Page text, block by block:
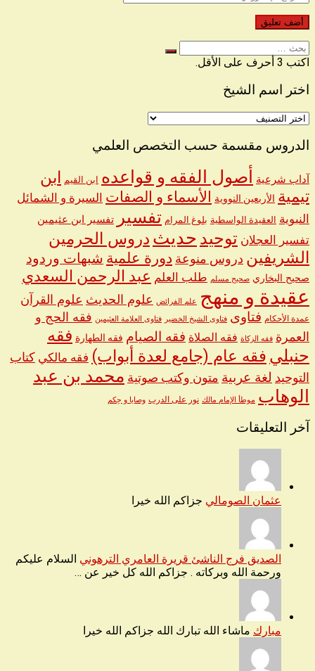
البحث
عن
اكتب 3 أحرف على الأقل.
اختر اسم الشيخ
اختر
الشيخ
الدروس مقسمة حسب التخصص العلمي
آداب شرعية أصول الفقه و قواعده ابن القيم
ابن
تيمية الأربعين النووية الأسماء و الصفات السيرة و الشمائل
النبوية العقيدة الواسطية بلوغ المرام تفسير تفسير ابن عثيمين
تفسير العجلان توحيد حديث دروس الحرمين
الشريفين دروس منوعة دورة علمية شبهات وردود
صحيح البخاري صحيح مسلم طلب العلم عبد الرحمن السعدي
عقيدة و منهج علم الفرائض علوم الحديث علوم القرآن
عمدة الأحكام فتاوى فتاوى الشيخ الخضير فتاوى العلامة العثيمين فقه الحج و
العمرة فقه الزكاة فقه الصلاة فقه الصيام فقه الطهارة فقه
حنبلي فقه عام (جامع لعدة أبواب) فقه مالكي كتاب
التوحيد لغة عربية متون وكتب صوتية محمد بن عبد
الوهاب موطأ الإمام مالك نور على الدرب وصايا و حِكم
آخر التعليقات
عثمان الصومالي جزاكم الله خيرا
الصديق فرج الناشئ قريرة العامري الترهوني السلام عليكم
ورحمة الله وبركاته . جزاكم الله كل خير عن …
مبارك ماشاء الله تبارك الله جزاكم الله خيرا